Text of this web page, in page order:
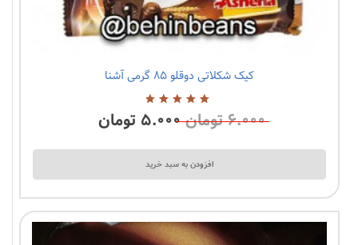
کیک شکلاتی دوقلو ۸۵ گرمی آشنا
5.00 از
۶.۰۰۰تومان۵.۰۰۰ تومان
افزودن به سبد خرید